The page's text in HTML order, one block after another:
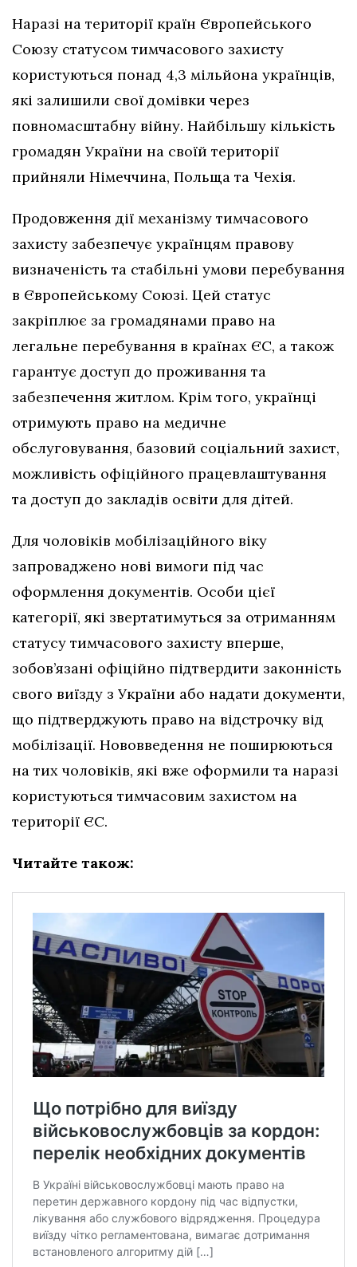
Наразі на території країн Європейського
Союзу статусом тимчасового захисту
користуються понад 4,3 мільйона українців,
які залишили свої домівки через
повномасштабну війну. Найбільшу кількість
громадян України на своїй території
прийняли Німеччина, Польща та Чехія.
Продовження дії механізму тимчасового
захисту забезпечує українцям правову
визначеність та стабільні умови перебування
в Європейському Союзі. Цей статус
закріплює за громадянами право на
легальне перебування в країнах ЄС, а також
гарантує доступ до проживання та
забезпечення житлом. Крім того, українці
отримують право на медичне
обслуговування, базовий соціальний захист,
можливість офіційного працевлаштування
та доступ до закладів освіти для дітей.
Для чоловіків мобілізаційного віку
запроваджено нові вимоги під час
оформлення документів. Особи цієї
категорії, які звертатимуться за отриманням
статусу тимчасового захисту вперше,
зобов’язані офіційно підтвердити законність
свого виїзду з України або надати документи,
що підтверджують право на відстрочку від
мобілізації. Нововведення не поширюються
на тих чоловіків, які вже оформили та наразі
користуються тимчасовим захистом на
території ЄС.
Читайте також: